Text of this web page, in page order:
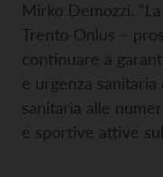
Mirko Demozzi.
Trento Onlus –
continuare a
e urgenza
sanitaria alle
e sportive attive